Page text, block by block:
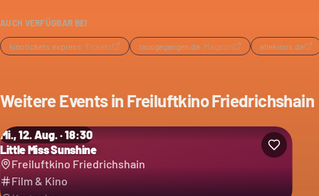
AUCH VERFÜGBAR BEI
kinotickets.express· Tickets rausgegangen.de· Magazin allekinos.de
Weitere Events in Freiluftkino Friedrichshain
Mi., 12. Aug. · 18:30
Little Miss Sunshine
Freiluftkino Friedrichshain
Film & Kino